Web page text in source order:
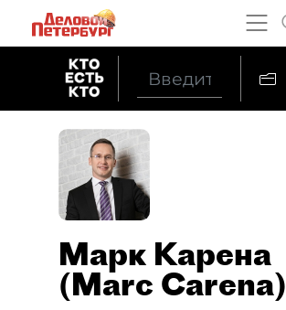
Марк Карена
(Marc Carena)